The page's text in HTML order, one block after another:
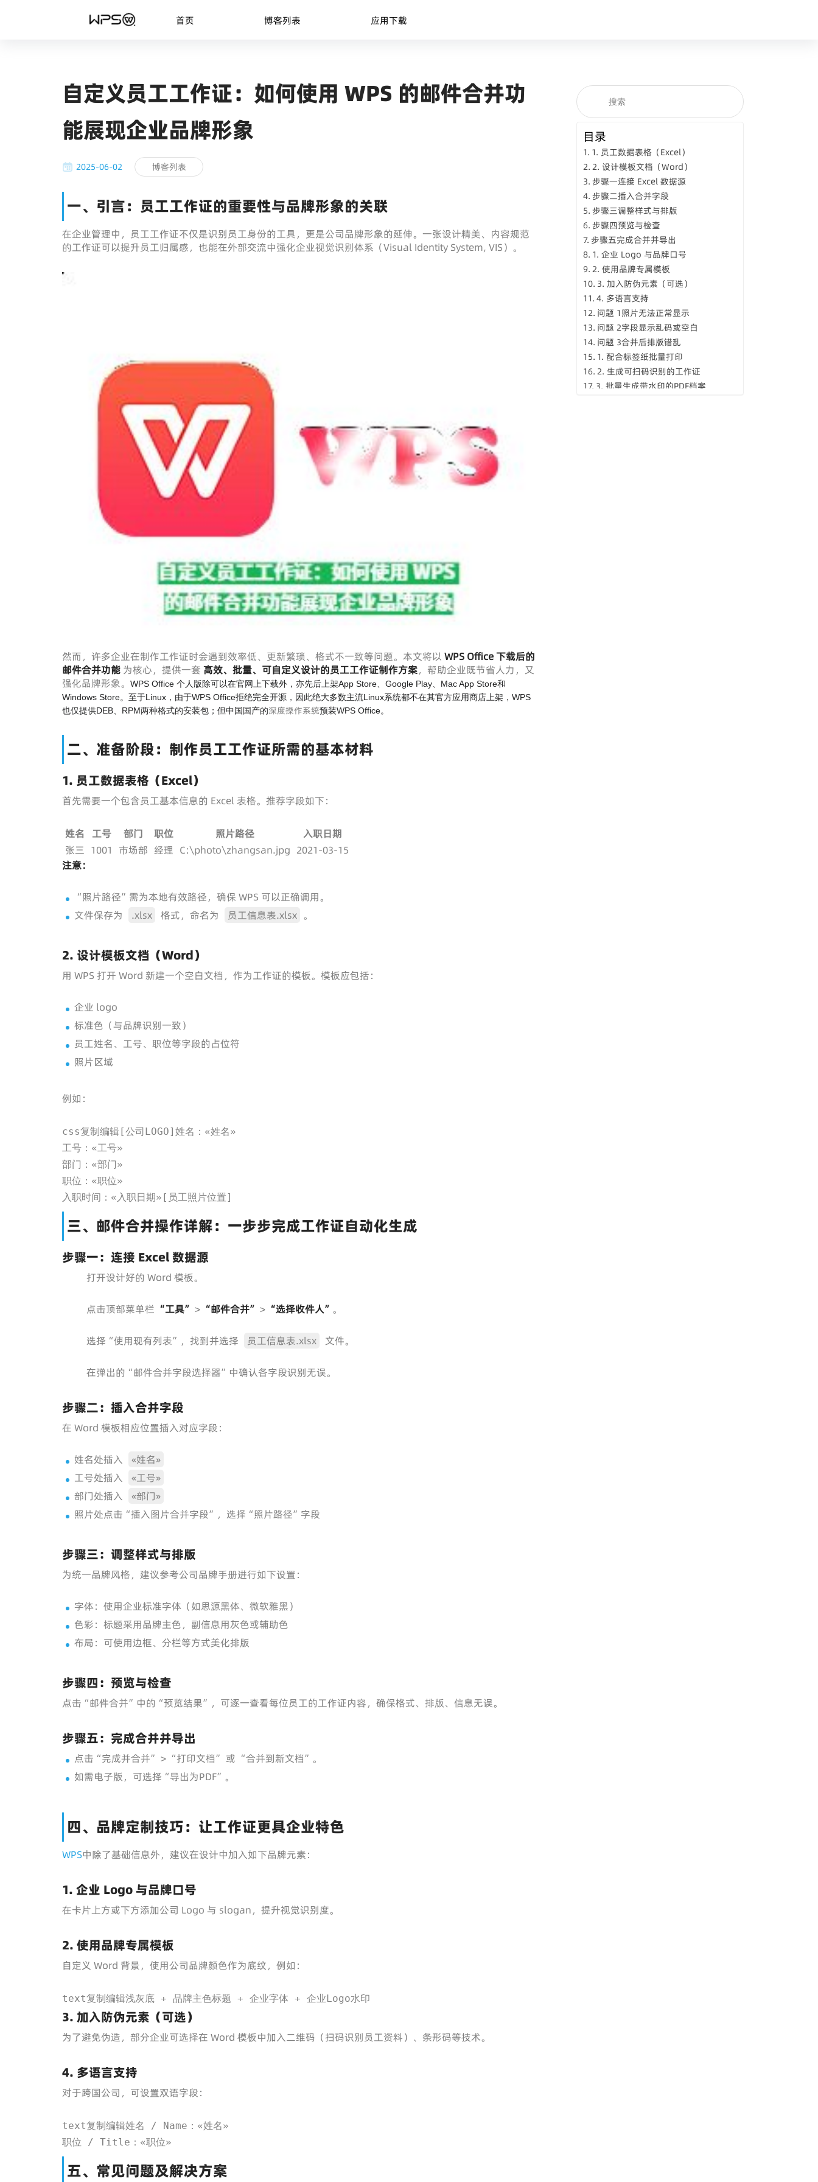
首页 博客列表 应用下载
自定义员工工作证：如何使用 WPS 的邮件合并功
能展现企业品牌形象
2025-06-02 博客列表
一、引言：员工工作证的重要性与品牌形象的关联
在企业管理中，员工工作证不仅是识别员工身份的工具，更是公司品牌形象的延伸。一张设计精美、内容规范
的工作证可以提升员工归属感，也能在外部交流中强化企业视觉识别体系（Visual Identity System, VIS）。
然而，许多企业在制作工作证时会遇到效率低、更新繁琐、格式不一致等问题。本文将以 WPS Office 下载后的
邮件合并功能 为核心，提供一套 高效、批量、可自定义设计的员工工作证制作方案，帮助企业既节省人力，又
强化品牌形象。
WPS Office 个人版除可以在官网上下载外，亦先后上架App Store、Google Play、Mac App Store和
Windows Store。至于Linux，由于WPS Office拒绝完全开源，因此绝大多数主流Linux系统都不在其官方应用商店上架，WPS
也仅提供DEB、RPM两种格式的安装包；但中国国产的深度操作系统预装WPS Office。
二、准备阶段：制作员工工作证所需的基本材料
1. 员工数据表格（Excel）
首先需要一个包含员工基本信息的 Excel 表格。推荐字段如下：
姓名 工号 部门 职位 照片路径
入职日期
张三 1001 市场部 经理 C:\photo\zhangsan.jpg 2021-03-15
注意：
“照片路径”需为本地有效路径，确保 WPS 可以正确调用。
文件保存为
.xlsx 格式，命名为 员工信息表.xlsx 。
2. 设计模板文档（Word）
用 WPS 打开 Word 新建一个空白文档，作为工作证的模板。模板应包括：
企业 logo
标准色（与品牌识别一致）
员工姓名、工号、职位等字段的占位符
照片区域
例如：
css复制编辑[公司LOGO]姓名：«姓名»
工号：«工号»
部门：«部门»
职位：«职位»
入职时间：«入职日期»[员工照片位置]
三、邮件合并操作详解：一步步完成工作证自动化生成
步骤一：连接 Excel 数据源
打开设计好的 Word 模板。
点击顶部菜单栏 “工具” > “邮件合并” > “选择收件人” 。
选择“使用现有列表”，找到并选择 员工信息表.xlsx 文件。
在弹出的“邮件合并字段选择器”中确认各字段识别无误。
步骤二：插入合并字段
在 Word 模板相应位置插入对应字段：
姓名处插入
«姓名»
工号处插入
«工号»
部门处插入
«部门»
照片处点击“插入图片合并字段”，选择“照片路径”字段
步骤三：调整样式与排版
为统一品牌风格，建议参考公司品牌手册进行如下设置：
字体：使用企业标准字体（如思源黑体、微软雅黑）
色彩：标题采用品牌主色，副信息用灰色或辅助色
布局：可使用边框、分栏等方式美化排版
步骤四：预览与检查
点击“邮件合并”中的“预览结果”，可逐一查看每位员工的工作证内容，确保格式、排版、信息无误。
步骤五：完成合并并导出
点击“完成并合并” > “打印文档” 或 “合并到新文档”。
如需电子版，可选择“导出为PDF”。
四、品牌定制技巧：让工作证更具企业特色
WPS中除了基础信息外，建议在设计中加入如下品牌元素：
1. 企业 Logo 与品牌口号
在卡片上方或下方添加公司 Logo 与 slogan，提升视觉识别度。
2. 使用品牌专属模板
自定义 Word 背景，使用公司品牌颜色作为底纹，例如：
text复制编辑浅灰底 + 品牌主色标题 + 企业字体 + 企业Logo水印
3. 加入防伪元素（可选）
为了避免伪造，部分企业可选择在 Word 模板中加入二维码（扫码识别员工资料）、条形码等技术。
4. 多语言支持
对于跨国公司，可设置双语字段：
text复制编辑姓名 / Name：«姓名»
职位 / Title：«职位»
五、常见问题及解决方案
目录
1. 员工数据表格（Excel）
2. 设计模板文档（Word）
步骤一连接 Excel 数据源
步骤二插入合并字段
步骤三调整样式与排版
步骤四预览与检查
步骤五完成合并并导出
1. 企业 Logo 与品牌口号
2. 使用品牌专属模板
3. 加入防伪元素（可选）
4. 多语言支持
问题 1照片无法正常显示
问题 2字段显示乱码或空白
问题 3合并后排版错乱
1. 配合标签纸批量打印
2. 生成可扫码识别的工作证
3. 批量生成带水印的PDF档案